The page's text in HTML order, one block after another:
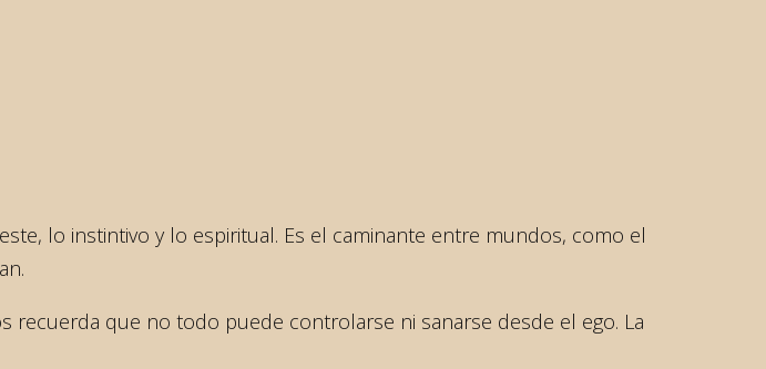
lo instintivo y lo espiritual. Es el caminante entre mundos, como el
recuerda que no todo puede controlarse ni sanarse desde el ego. La